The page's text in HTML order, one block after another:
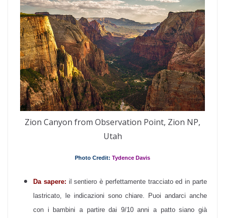
Zion Canyon from Observation Point, Zion NP,
Utah
Photo Credit: Tydence Davis
Da sapere: il sentiero è perfettamente tracciato ed in parte
lastricato, le indicazioni sono chiare. Puoi andarci anche
con i bambini a partire dai 9/10 anni a patto siano già